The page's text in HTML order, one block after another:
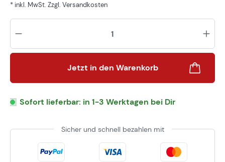
* inkl. MwSt. Zzgl. Versandkosten
Jetzt in den Warenkorb
Sofort lieferbar: in 1-3 Werktagen bei Dir
Sicher und schnell bezahlen mit